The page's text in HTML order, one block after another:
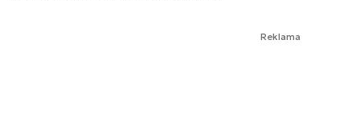
Reklama